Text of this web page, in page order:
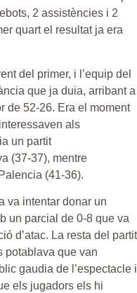
2 assistències i 2
quart el resultat ja era
del primer, i l’equip del
que ja duia, arribant a
de 52-26. Era el moment
als
un partit
(37-37), mentre
Palencia (41-36).
va intentar donar un
un parcial de 0-8 que va
d’atac. La resta del partit
potablava que van
gaudia de l’espectacle i
els jugadors els hi